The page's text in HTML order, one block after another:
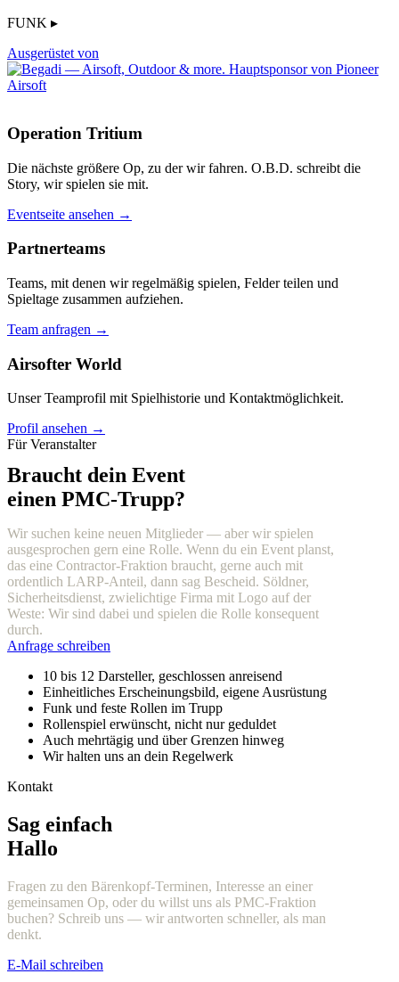
FUNK ▸
Ausgerüstet von
Operation Tritium
Die nächste größere Op, zu der wir fahren. O.B.D. schreibt die
Story, wir spielen sie mit.
Eventseite ansehen →
Partnerteams
Teams, mit denen wir regelmäßig spielen, Felder teilen und
Spieltage zusammen aufziehen.
Team anfragen →
Airsofter World
Unser Teamprofil mit Spielhistorie und Kontaktmöglichkeit.
Profil ansehen →
Für Veranstalter
Braucht dein Event
einen PMC-Trupp?
Wir suchen keine neuen Mitglieder — aber wir spielen
ausgesprochen gern eine Rolle. Wenn du ein Event planst,
das eine Contractor-Fraktion braucht, gerne auch mit
ordentlich LARP-Anteil, dann sag Bescheid. Söldner,
Sicherheitsdienst, zwielichtige Firma mit Logo auf der
Weste: Wir sind dabei und spielen die Rolle konsequent
durch.
Anfrage schreiben
10 bis 12 Darsteller, geschlossen anreisend
Einheitliches Erscheinungsbild, eigene Ausrüstung
Funk und feste Rollen im Trupp
Rollenspiel erwünscht, nicht nur geduldet
Auch mehrtägig und über Grenzen hinweg
Wir halten uns an dein Regelwerk
Kontakt
Sag einfach
Hallo
Fragen zu den Bärenkopf-Terminen, Interesse an einer
gemeinsamen Op, oder du willst uns als PMC-Fraktion
buchen? Schreib uns — wir antworten schneller, als man
denkt.
E-Mail schreiben